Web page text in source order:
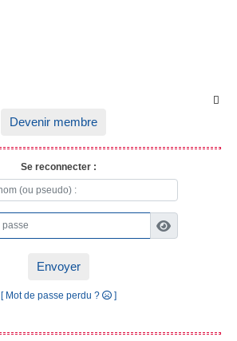

Devenir membre
Se reconnecter :
Envoyer
[ Mot de passe perdu ? ]